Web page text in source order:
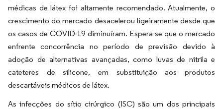
médicas de látex foi altamente recomendado. Atualmente, o
crescimento do mercado desacelerou ligeiramente desde que
os casos de COVID-19 diminuíram. Espera-se que o mercado
enfrente concorrência no período de previsão devido à
adoção de alternativas avançadas, como luvas de nitrila e
cateteres de silicone, em substituição aos produtos
descartáveis médicos de látex.
As infecções do sítio cirúrgico (ISC) são um dos principais